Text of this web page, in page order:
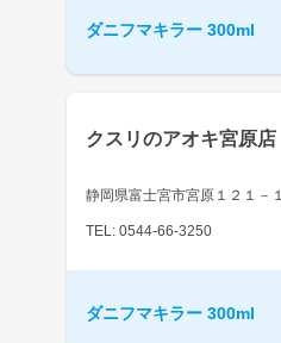
ダニフマキラー 300ml
クスリのアオキ宮原店
静岡県富士宮市宮原１２１－１
TEL: 0544-66-3250
ダニフマキラー 300ml